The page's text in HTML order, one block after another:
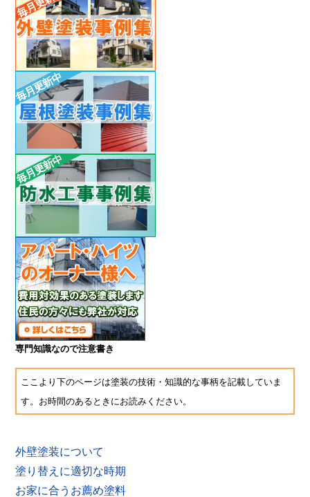
専門知識なので注意書き
ここより下のページは塗装の技術・知識的な事柄を記載していま
す。お時間のあるときにお読みください。
外壁塗装について
塗り替えに適切な時期
お家に合うお薦め塗料